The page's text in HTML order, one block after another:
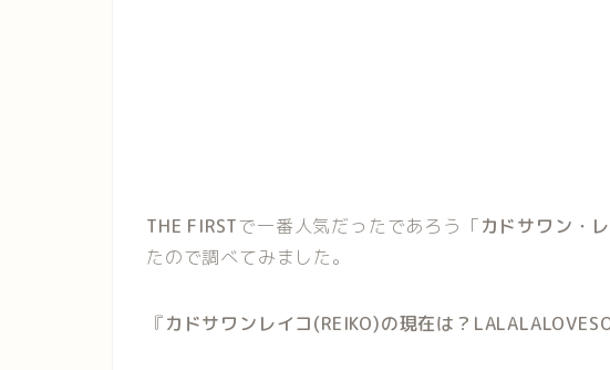
THE FIRSTで一番人気だったであろう「カドサワン・
たので調べてみました。
『カドサワンレイコ(REIKO)の現在は？